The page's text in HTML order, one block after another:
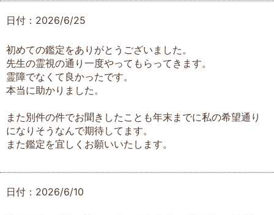
日付：2026/6/25
初めての鑑定をありがとうございました。
先生の霊視の通り一度やってもらってきます。
霊障でなくて良かったです。
本当に助かりました。
また別件の件でお聞きしたことも年末までに私の希望通り
になりそうなんで期待してます。
また鑑定を宜しくお願いいたします。
日付：2026/6/10